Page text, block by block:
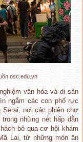
osc.edu.vn
văn hóa và di sản
ngắm các con phố rực
Serai, nơi các phiên chợ
những nét hấp dẫn
bỏ qua cơ hội khám
Lai, từ những món ăn